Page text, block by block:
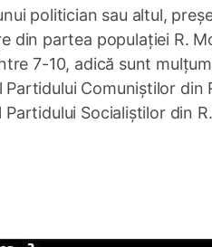
politician sau altul,
din partea populației R.
7-10, adică sunt
Comuniștilor din
Socialiștilor din